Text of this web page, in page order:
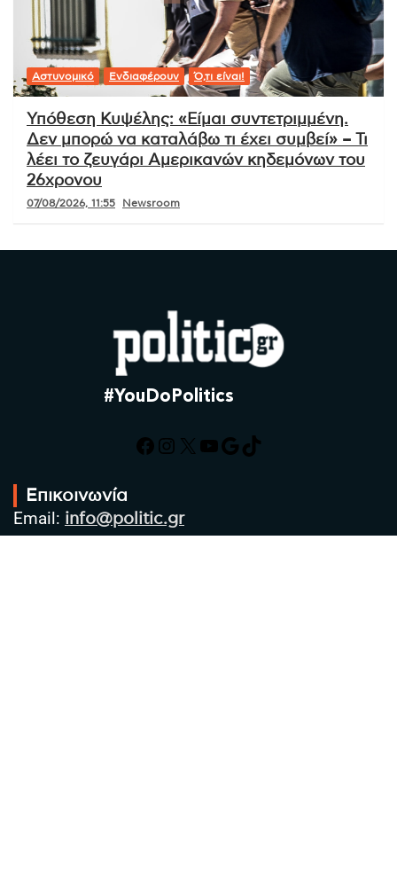
Αστυνομικό Ενδιαφέρουν Ό,τι είναι!
Υπόθεση Κυψέλης: «Είμαι συντετριμμένη.
Δεν μπορώ να καταλάβω τι έχει συμβεί» – Τι
λέει το ζευγάρι Αμερικανών κηδεμόνων του
26χρονου
07/08/2026, 11:55 Newsroom
#YouDoPolitics
Facebook
Instagram
X YouTube
Google
TikTok
Επικοινωνία
Email: info@politic.gr
Τηλ: